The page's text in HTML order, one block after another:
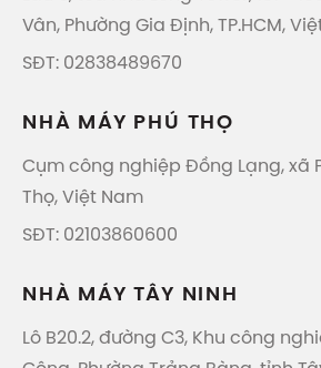
Vân, Phường Gia Định, TP.HCM,
SĐT: 02838489670
NHÀ MÁY PHÚ THỌ
Cụm công nghiệp Đồng Lạng, xã
Thọ, Việt Nam
SĐT: 02103860600
NHÀ MÁY TÂY NINH
Lô B20.2, đường C3, Khu công